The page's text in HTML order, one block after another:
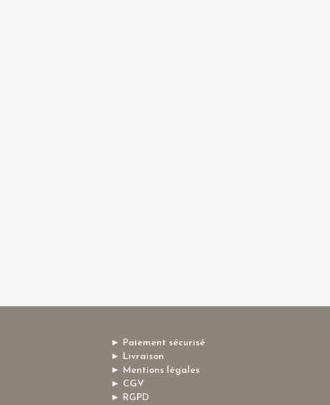
► Paiement sécurisé
► Livraison
► Mentions légales
► CGV
► RGPD